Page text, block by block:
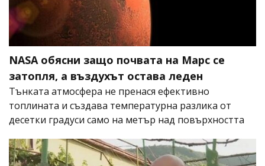
NASA обясни защо почвата на Марс се
затопля, а въздухът остава леден
Тънката атмосфера не пренася ефективно
топлината и създава температурна разлика от
десетки градуси само на метър над повърхността